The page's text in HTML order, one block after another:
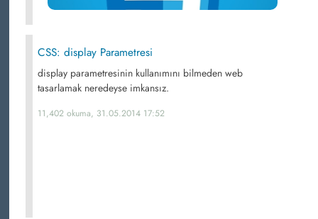
CSS: display Parametresi
display parametresinin kullanımını bilmeden web
tasarlamak neredeyse imkansız.
11,402 okuma, 31.05.2014 17:52